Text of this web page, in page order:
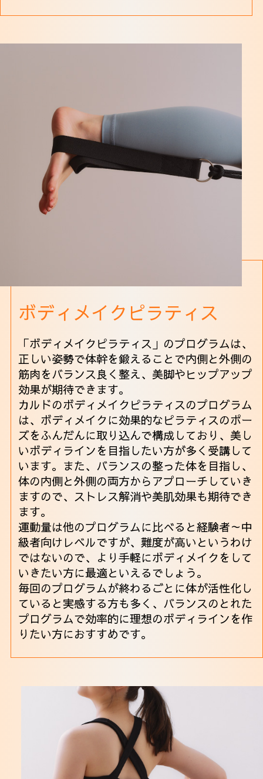
ボディメイクピラティス
「ボディメイクピラティス」のプログラムは、
正しい姿勢で体幹を鍛えることで内側と外側の
筋肉をバランス良く整え、美脚やヒップアップ
効果が期待できます。
カルドのボディメイクピラティスのプログラム
は、ボディメイクに効果的なピラティスのポー
ズをふんだんに取り込んで構成しており、美し
いボディラインを目指したい方が多く受講して
います。また、バランスの整った体を目指し、
体の内側と外側の両方からアプローチしていき
ますので、ストレス解消や美肌効果も期待でき
ます。
運動量は他のプログラムに比べると経験者～中
級者向けレベルですが、難度が高いというわけ
ではないので、より手軽にボディメイクをして
いきたい方に最適といえるでしょう。
毎回のプログラムが終わるごとに体が活性化し
ていると実感する方も多く、バランスのとれた
プログラムで効率的に理想のボディラインを作
りたい方におすすめです。